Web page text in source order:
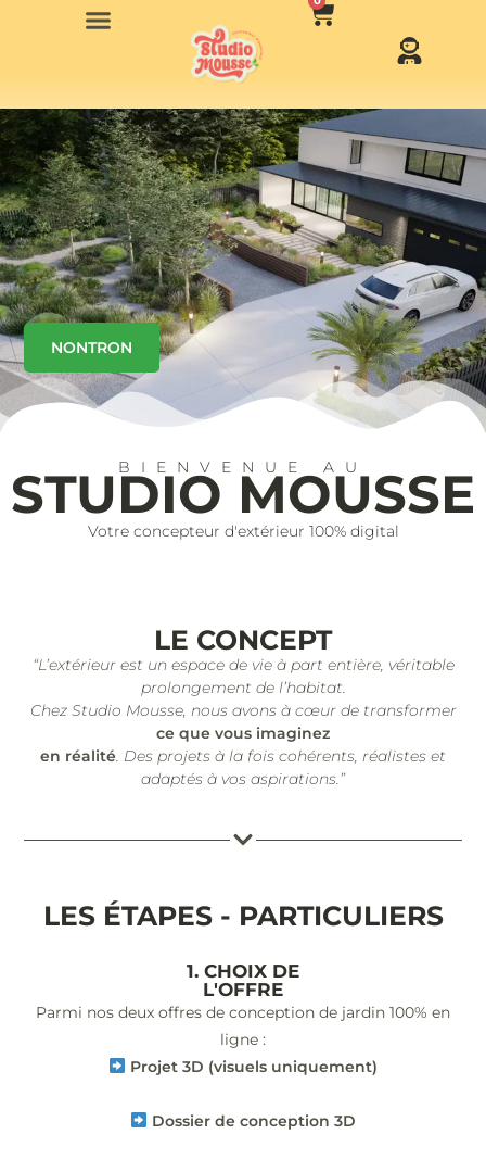
NONTRON
BIENVENUE AU
STUDIO MOUSSE
Votre concepteur d'extérieur 100% digital
LE CONCEPT
“L’extérieur est un espace de vie à part entière, véritable
prolongement de l’habitat.
Chez Studio Mousse, nous avons à cœur de transformer
ce que vous imaginez
en réalité. Des projets à la fois cohérents, réalistes et
adaptés à vos aspirations.”
LES ÉTAPES - PARTICULIERS
1. CHOIX DE
L'OFFRE
Parmi nos deux offres de conception de jardin 100% en
ligne :
Projet 3D (visuels uniquement)
Dossier de conception 3D